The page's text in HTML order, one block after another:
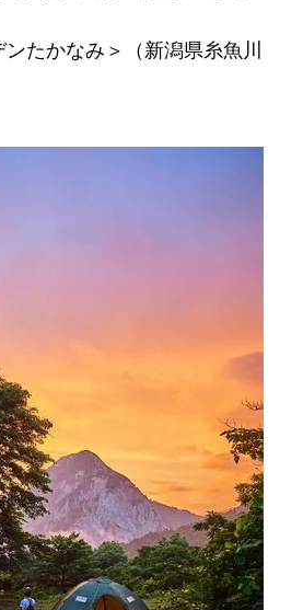
たかなみ＞（新潟県糸魚川